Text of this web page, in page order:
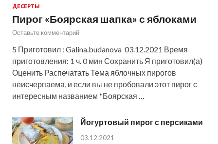
ДЕСЕРТЫ
Пирог «Боярская шапка» с яблоками
Оставьте комментарий
5 Приготовил : Galina.budanova 03.12.2021 Время
приготовления: 1 ч. 0 мин Сохранить Я приготовил(а)
Оценить Распечатать Тема яблочных пирогов
неисчерпаема, и если вы не пробовали этот пирог с
интересным названием "Боярская …
Йогуртовый пирог с персиками
03.12.2021